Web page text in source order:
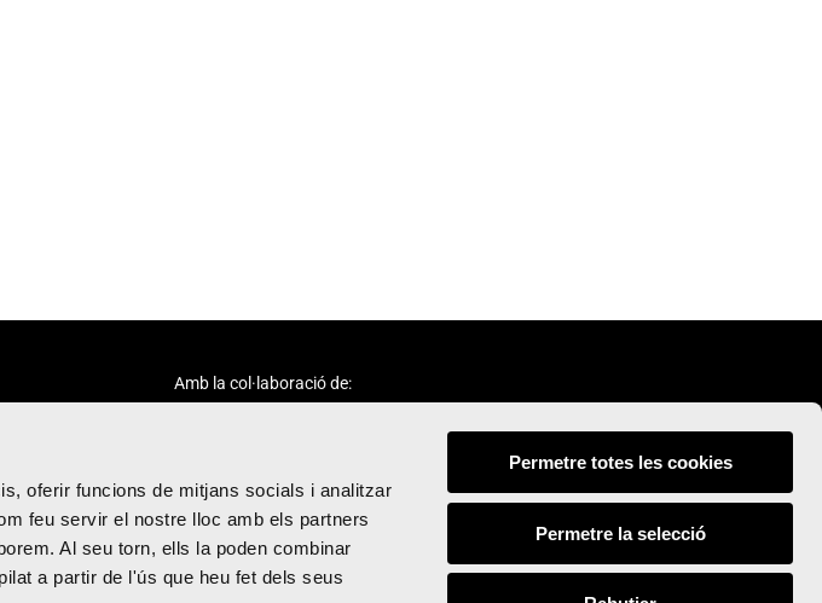
oferir funcions de mitjans socials i analitzar
feu servir el nostre lloc amb els partners
Al seu torn, ells la poden combinar
a partir de l'ús que heu fet dels seus
Permetre totes les cookies
Permetre la selecció
Amb la col·laboració de: